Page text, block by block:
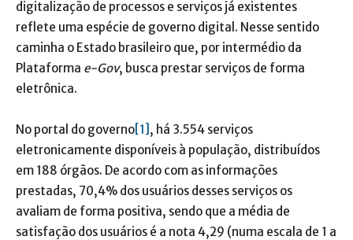
digitalização de processos e serviços já existentes
reflete uma espécie de governo digital. Nesse sentido
caminha o Estado brasileiro que, por intermédio da
Plataforma e-Gov, busca prestar serviços de forma
eletrônica.
No portal do governo[1] , há 3.554 serviços
eletronicamente disponíveis à população, distribuídos
em 188 órgãos. De acordo com as informações
prestadas, 70,4% dos usuários desses serviços os
avaliam de forma positiva, sendo que a média de
satisfação dos usuários é a nota 4,29 (numa escala de 1 a